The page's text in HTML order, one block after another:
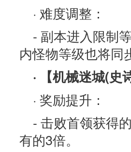
· 难度调整：
- 副本进入限制
内怪物等级也将同
· 【机械迷城(史
· 奖励提升：
- 击败首领获得
有的3倍。